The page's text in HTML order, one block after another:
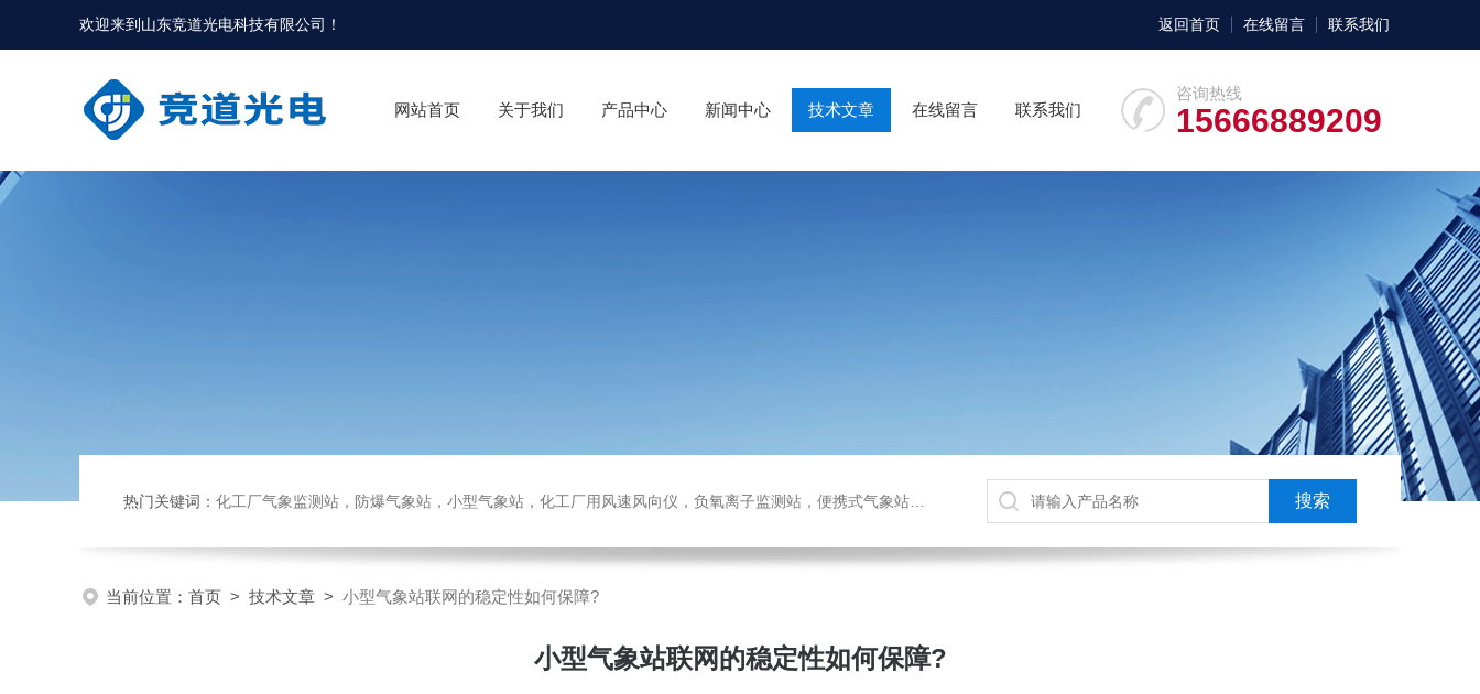
欢迎来到 山东竞道光电科技有限公司 ！ 返回首页 在线留言 联系我们
咨询热线
15666889209
网站首页 关于我们 产品中心 新闻中心 技术文章 在线留言 联系我们
热门关键词： 化工厂气象监测站，防爆气象站，小型气象站，化工厂用风速风向仪，负氧离子监测站，便携式气象站，水位监测站
当前位置： 首页 > 技术文章 > 小型气象站联网的稳定性如何保障?
小型气象站联网的稳定性如何保障?